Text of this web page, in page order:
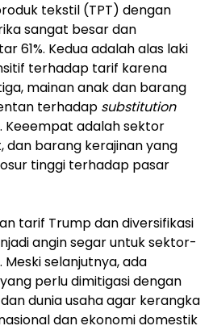
tekstil (TPT) dengan
sangat besar dan
61%. Kedua adalah alas laki
terhadap tarif karena
mainan anak dan barang
terhadap substitution
Keeempat adalah sektor
dan barang kerajinan yang
tinggi terhadap pasar
tarif Trump dan diversifikasi
angin segar untuk sektor-
selanjutnya, ada
perlu dimitigasi dengan
dunia usaha agar kerangka
dan ekonomi domestik